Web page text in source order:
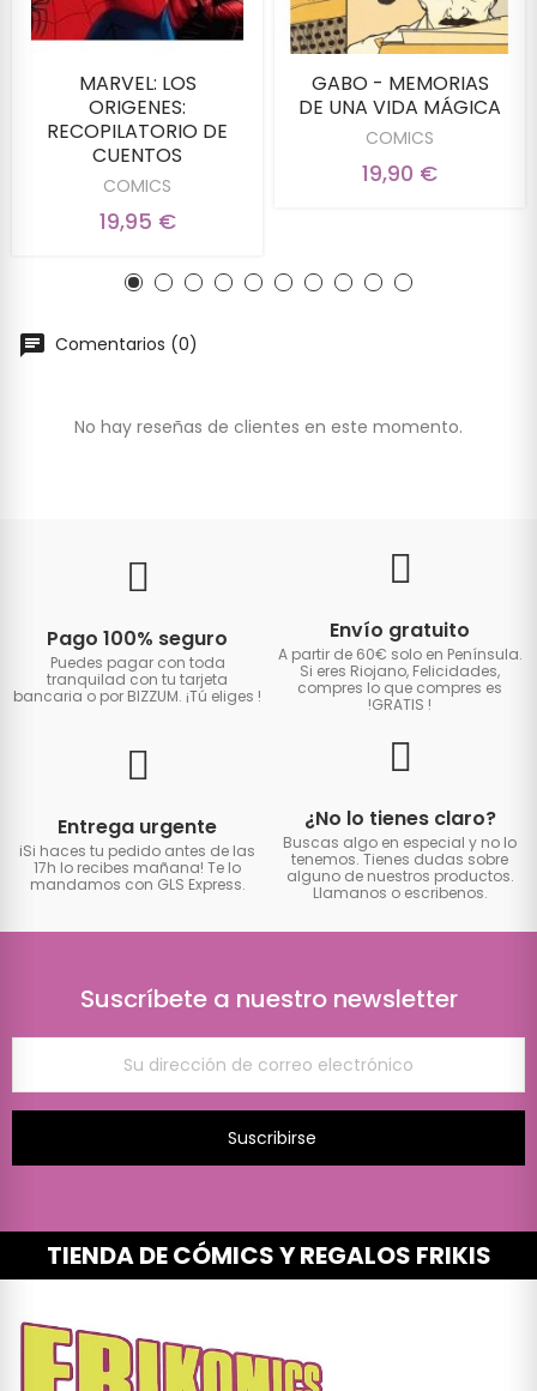
MARVEL: LOS
ORIGENES:
RECOPILATORIO DE
CUENTOS
COMICS
19,95 €
GABO - MEMORIAS
DE UNA VIDA MÁGICA
COMICS
19,90 €
Comentarios (0)
No hay reseñas de clientes en este momento.
Pago 100% seguro
Puedes pagar con toda
tranquilad con tu tarjeta
bancaria o por BIZZUM. ¡Tú eliges !
Envío gratuito
A partir de 60€ solo en Península.
Si eres Riojano, Felicidades,
compres lo que compres es
!GRATIS !
Entrega urgente
iSi haces tu pedido antes de las
17h lo recibes mañana! Te lo
mandamos con GLS Express.
¿No lo tienes claro?
Buscas algo en especial y no lo
tenemos. Tienes dudas sobre
alguno de nuestros productos.
Llamanos o escribenos.
Suscríbete a nuestro newsletter
Suscribirse
TIENDA DE CÓMICS Y REGALOS FRIKIS